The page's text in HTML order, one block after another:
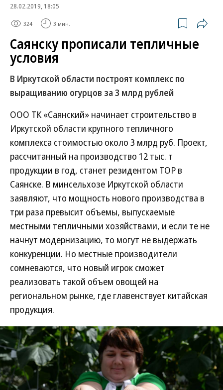
28.02.2019, 18:05
324 3 мин.
Саянску прописали тепличные
условия
В Иркутской области построят комплекс по
выращиванию огурцов за 3 млрд рублей
ООО ТК «Саянский» начинает строительство в
Иркутской области крупного тепличного
комплекса стоимостью около 3 млрд руб. Проект,
рассчитанный на производство 12 тыс. т
продукции в год, станет резидентом ТОР в
Саянске. В минсельхозе Иркутской области
заявляют, что мощность нового производства в
три раза превысит объемы, выпускаемые
местными тепличными хозяйствами, и если те не
начнут модернизацию, то могут не выдержать
конкуренции. Но местные производители
сомневаются, что новый игрок сможет
реализовать такой объем овощей на
региональном рынке, где главенствует китайская
продукция.